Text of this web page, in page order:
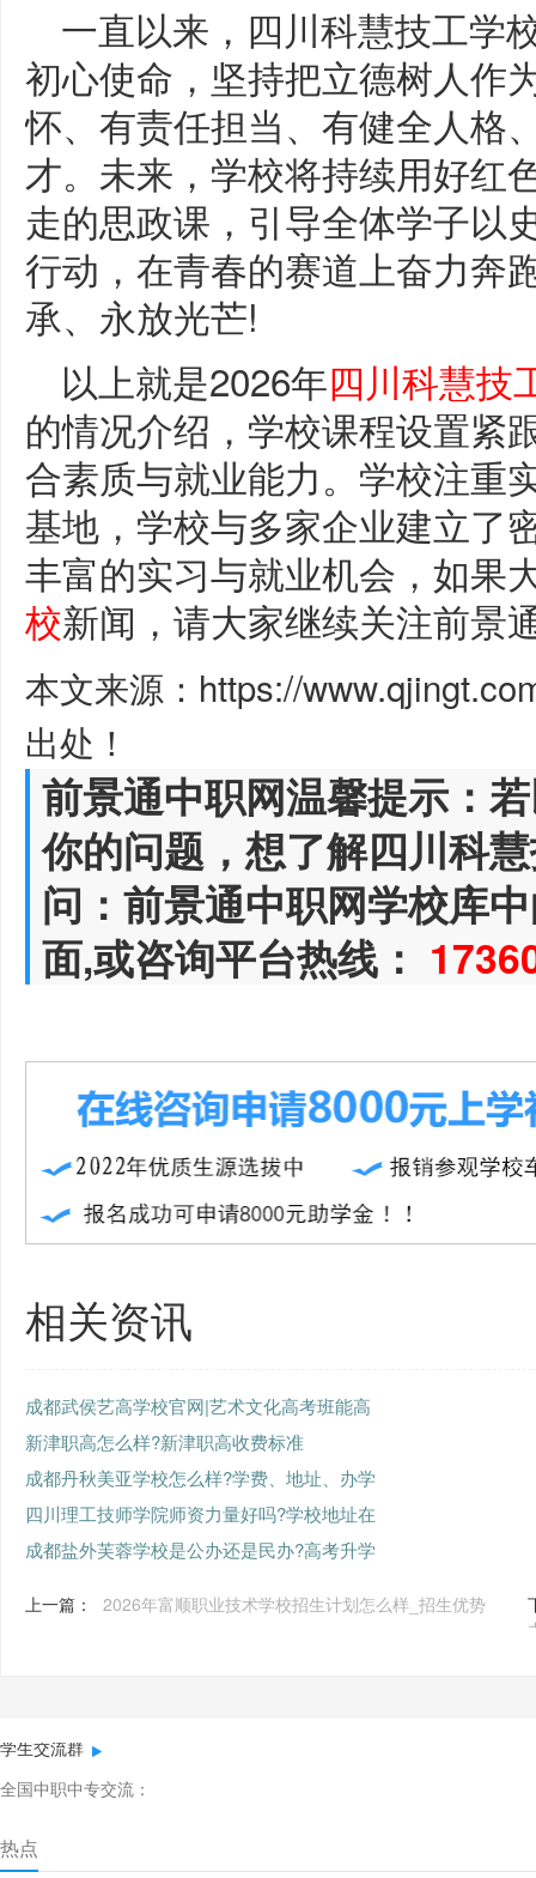
一直以来，四川科慧技工学
初心使命，坚持把立德树人作
怀、有责任担当、有健全人格
才。未来，学校将持续用好红
走的思政课，引导全体学子以
行动，在青春的赛道上奋力奔
承、永放光芒!
以上就是2026年四川科慧技
的情况介绍，学校课程设置紧
合素质与就业能力。学校注重
基地，学校与多家企业建立了
丰富的实习与就业机会，如果
校新闻，请大家继续关注前景
本文来源：https://
出处！
前景通中职网温馨提示：
你的问题，想了解四川科
问：前景通中职网学校库
面,或咨询平台热线：
相关资讯
成都武侯艺高学校官网|艺术文化高考班能高
新津职高怎么样?新津职高收费标准
成都丹秋美亚学校怎么样?学费、地址、办学
四川理工技师学院师资力量好吗?学校地址在
成都盐外芙蓉学校是公办还是民办?高考升学
上一篇： 2026年富顺职业技术学校招生计划怎么样_招生优势
学生交流群
全国中职中专交流：
热点